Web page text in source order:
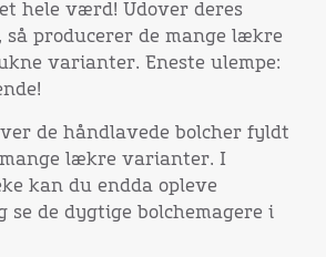
hele værd! Udover deres
så producerer de mange lækre
varianter. Eneste ulempe:
de håndlavede bolcher fyldt
mange lækre varianter. I
kan du endda opleve
se de dygtige bolchemagere i